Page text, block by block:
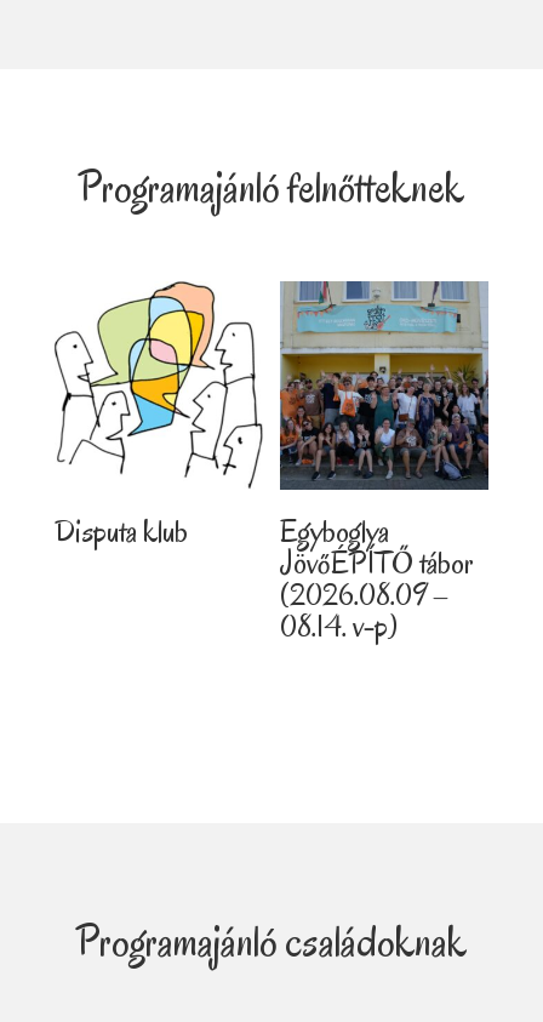
Programajánló felnőtteknek
Disputa klub Egyboglya
JövőÉPÍTŐ tábor
(2026.08.09 –
08.14. v-p)
Programajánló családoknak